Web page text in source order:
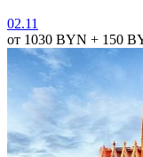
02.11
от 1030 BYN + 150